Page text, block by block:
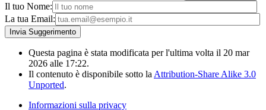
Il tuo Nome:
La tua Email:
Questa pagina è stata modificata per l'ultima volta il 20 mar
2026 alle 17:22.
Il contenuto è disponibile sotto laAttribution-Share Alike 3.0
Unported.
Informazioni sulla privacy